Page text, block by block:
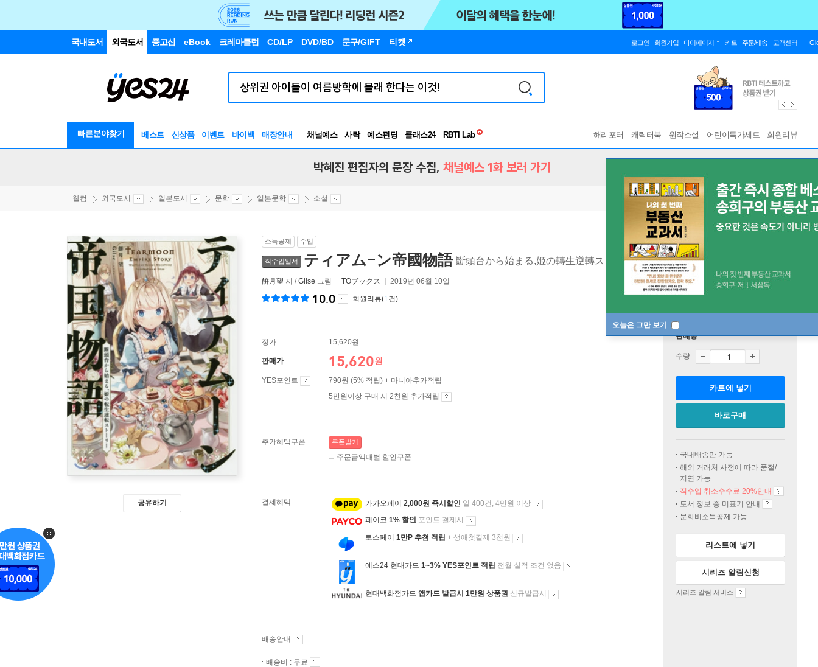
국내도서 외국도서 중고샵 eBook 크레마클럽 CD/LP DVD/BD 문구/GIFT 티켓 로그인 회원가입 마이페이지 카트 주문/배송 고객센터
빠른분야찾기 베스트 신상품 이벤트 바이백 매장안내 채널예스 사락 예스펀딩 클래스24
독서유형검사
해리포터 캐릭터북 원작소설 어린이특가세트 회원리뷰
오늘은 그만 보기
박혜진 편집자의 문장 수집, 채널예스 1화 보러 가기
웰컴 외국도서 일본도서 문학 일본문학 소설
공유하기
소득공제 수입
직수입일서 ティアム-ン帝國物語 斷頭台から始まる,姬の轉生逆轉スト-リ-[ 單行本 ] 바인딩 & 에디션 안내
餠月望 저 /Gilse 그림 TOブックス 2019년 06월 10일
10.0 회원리뷰(1건)
정가 15,620원
판매가 15,620원
YES포인트
790원 (5% 적립) + 마니아추가적립
5만원이상 구매 시 2천원 추가적립
추가혜택쿠폰 쿠폰받기
주문금액대별 할인쿠폰
결제혜택 카카오페이 2,000원 즉시할인 일 400건, 4만원 이상
페이코 1% 할인 포인트 결제시
토스페이 1만P 추첨 적립 + 생애첫결제 3천원
예스24 현대카드 1~3% YES포인트 적립 전월 실적 조건 없음
현대백화점카드 앱카드 발급시 1만원 상품권 신규발급시
배송안내
배송비 : 무료
판매중
수량
카트에 넣기
바로구매
국내배송만 가능
해외 거래처 사정에 따라 품절/
지연 가능
직수입 취소수수료 20%안내
도서 정보 중 미표기 안내
문화비소득공제 가능
리스트에 넣기
시리즈 알림신청
시리즈 알림 서비스